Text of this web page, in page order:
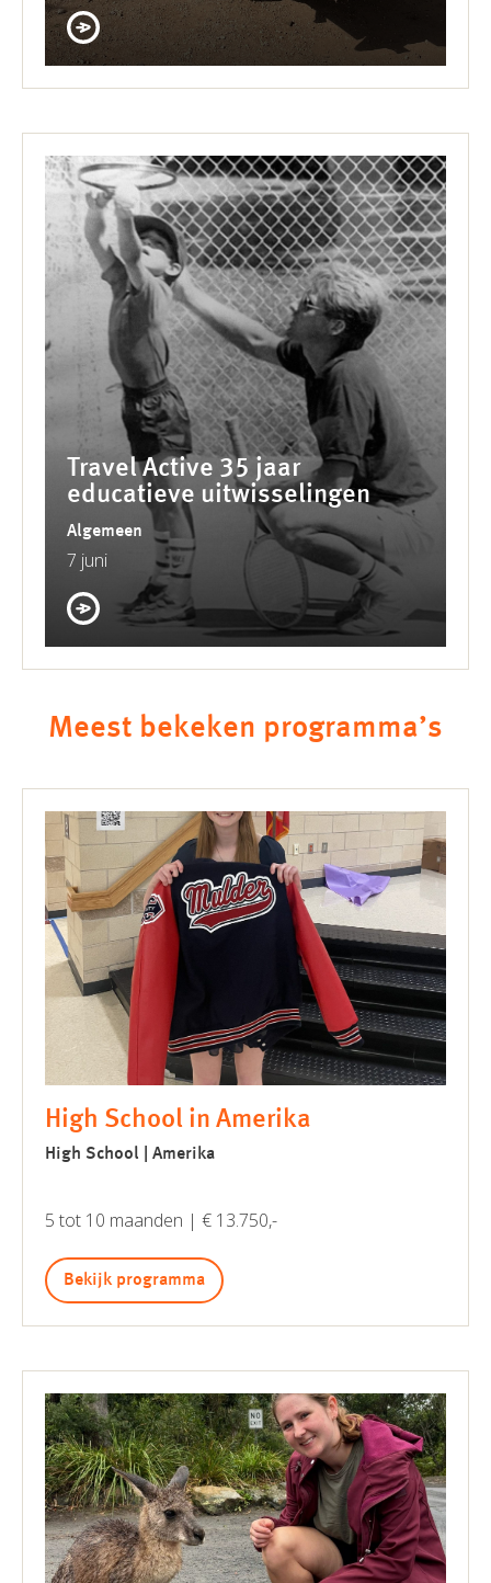
Travel Active 35 jaar
educatieve uitwisselingen
Algemeen
7 juni
Meest bekeken programma’s
High School in Amerika
High School | Amerika
5 tot 10 maanden | € 13.750,-
Bekijk programma